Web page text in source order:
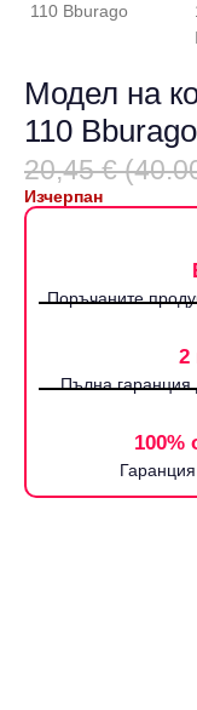
Модел на
110 Bburago
20,45 €
Изчерпан
Поръчаните
2
Пълна гаранция
100%